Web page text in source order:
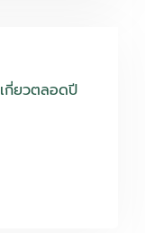
กี่ยวตลอดปี